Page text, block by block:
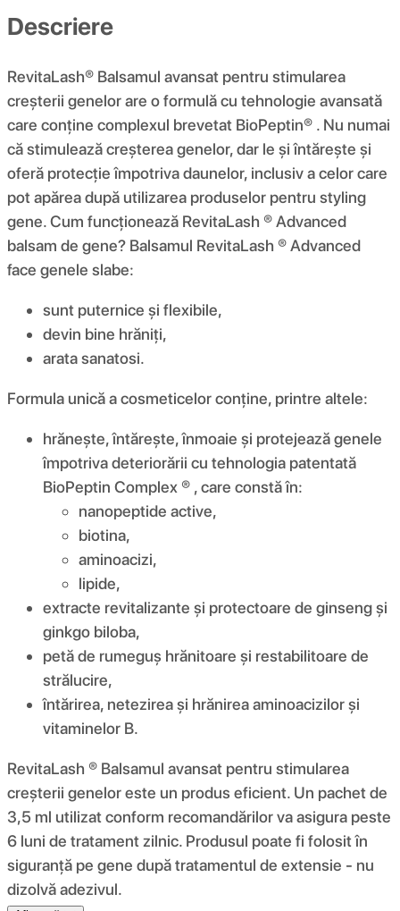
Descriere
RevitaLash® Balsamul avansat pentru stimularea
creșterii genelor are o formulă cu tehnologie avansată
care conține complexul brevetat BioPeptin® . Nu numai
că stimulează creșterea genelor, dar le și întărește și
oferă protecție împotriva daunelor, inclusiv a celor care
pot apărea după utilizarea produselor pentru styling
gene. Cum funcționează RevitaLash ® Advanced
balsam de gene? Balsamul RevitaLash ® Advanced
face genele slabe:
sunt puternice și flexibile,
devin bine hrăniți,
arata sanatosi.
Formula unică a cosmeticelor conține, printre altele:
hrănește, întărește, înmoaie și protejează genele
împotriva deteriorării cu tehnologia patentată
BioPeptin Complex ® , care constă în:
nanopeptide active,
biotina,
aminoacizi,
lipide,
extracte revitalizante și protectoare de ginseng și
ginkgo biloba,
petă de rumeguș hrănitoare și restabilitoare de
strălucire,
întărirea, netezirea și hrănirea aminoacizilor și
vitaminelor B.
RevitaLash ® Balsamul avansat pentru stimularea
creșterii genelor este un produs eficient. Un pachet de
3,5 ml utilizat conform recomandărilor va asigura peste
6 luni de tratament zilnic. Produsul poate fi folosit în
siguranță pe gene după tratamentul de extensie - nu
dizolvă adezivul.